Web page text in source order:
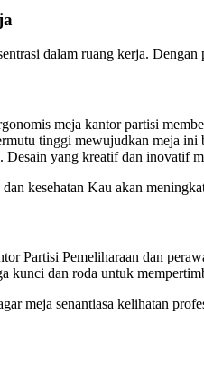
dalam ruang kerja.
meja kantor partisi
tinggi mewujudkan meja
yang kreatif dan inovatif
kesehatan Kau akan
Partisi Pemeliharaan dan
dan roda untuk
meja senantiasa kelihatan